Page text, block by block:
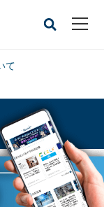
て
減 - IDCが調査